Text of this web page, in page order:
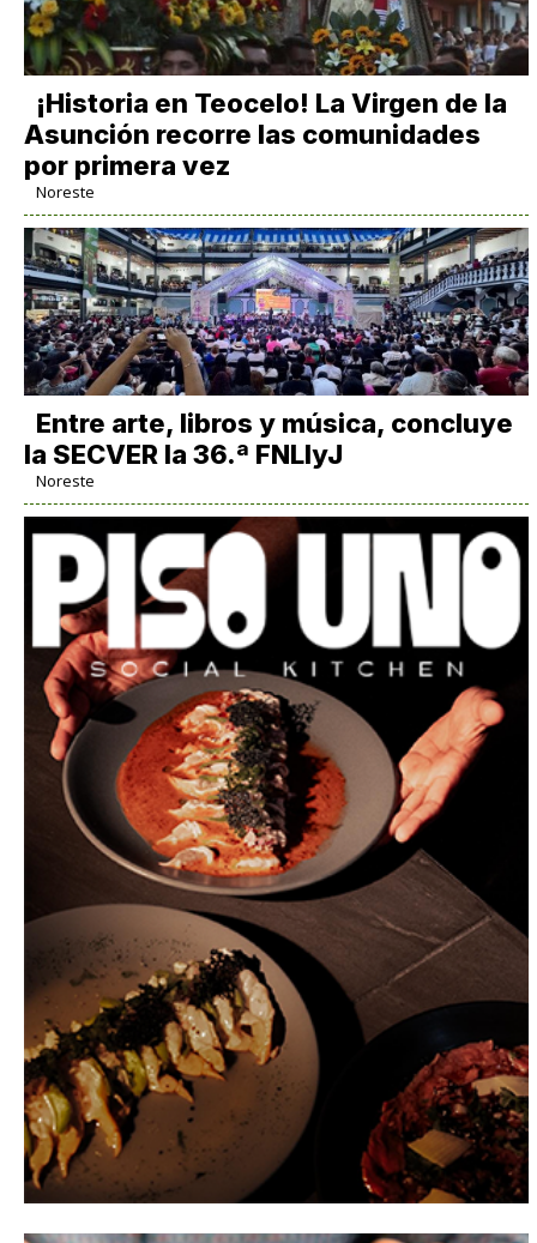
​¡Historia en Teocelo! La Virgen de la
Asunción recorre las comunidades
por primera vez
Noreste
Entre arte, libros y música, concluye
la SECVER la 36.ª FNLIyJ
Noreste